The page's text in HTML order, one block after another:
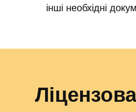
інші необхідні